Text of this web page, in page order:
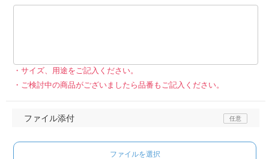
サイズ、用途をご記入ください。
ご検討中の商品がございましたら品番もご記入ください。
ファイル添付
ファイルを選択